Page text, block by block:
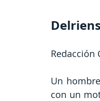
Redacción
Un
con un